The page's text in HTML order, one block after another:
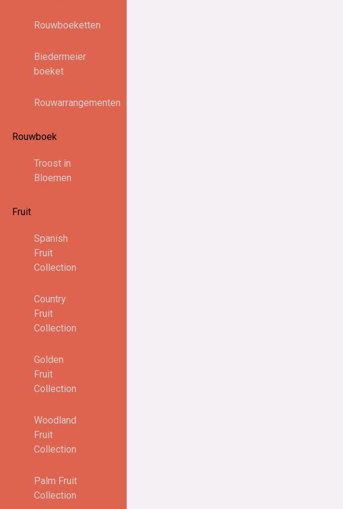
Rouwboeketten
Biedermeier
boeket
Rouwarrangementen
Rouwboek
Troost in
Bloemen
Fruit
Spanish
Fruit
Collection
Country
Fruit
Collection
Golden
Fruit
Collection
Woodland
Fruit
Collection
Palm Fruit
Collection